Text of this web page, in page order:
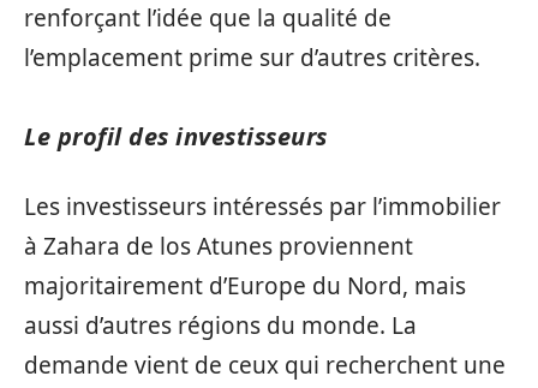
renforçant l’idée que la qualité de
l’emplacement prime sur d’autres critères.
Le profil des investisseurs
Les investisseurs intéressés par l’immobilier
à Zahara de los Atunes proviennent
majoritairement d’Europe du Nord, mais
aussi d’autres régions du monde. La
demande vient de ceux qui recherchent une